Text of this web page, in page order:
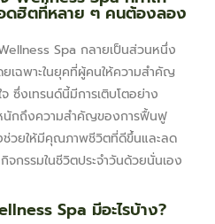
ดฮิตที่หลาย ๆ คนต้องลอง
Spa กลายเป็นส่วนหนึ่ง
เฉพาะในยุคที่ผู้คนให้ความสำคัญ
ซึ่งเทรนด์นี้มีการเติบโตอย่าง
หนักถึงความสำคัญของการฟื้นฟู
ช่วยให้มีคุณภาพชีวิตที่ดีขึ้นและลด
จกรรมในชีวิตประจำวันด้วยนั่นเอง
Spa มีอะไรบ้าง?